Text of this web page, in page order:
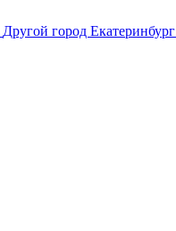
Другой город Екатеринбург